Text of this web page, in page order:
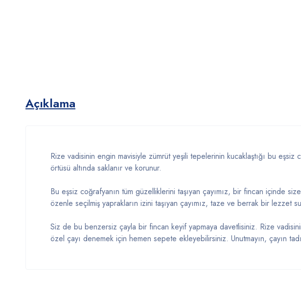
Açıklama
Rize vadisinin engin mavisiyle zümrüt yeşili tepelerinin kucaklaştığı bu
örtüsü altında saklanır ve korunur.
Bu eşsiz coğrafyanın tüm güzelliklerini taşıyan çayımız, bir fincan içinde
özenle seçilmiş yaprakların izini taşıyan çayımız, taze ve berrak bir lezzet
Siz de bu benzersiz çayla bir fincan keyif yapmaya davetlisiniz. Rize
özel çayı denemek için hemen sepete ekleyebilirsiniz. Unutmayın, çayın